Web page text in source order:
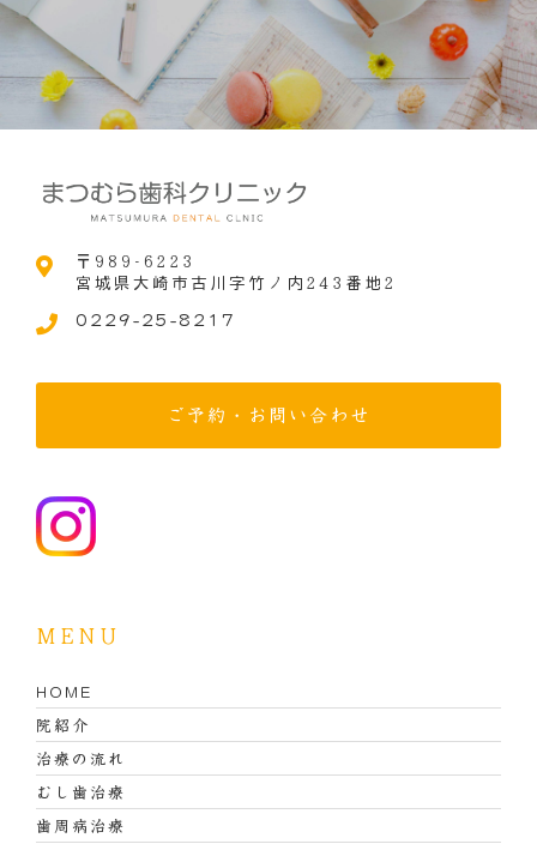
〒989-6223
宮城県大崎市古川字竹ノ内243番地2
0229-25-8217
ご予約・お問い合わせ
MENU
HOME
院紹介
治療の流れ
むし歯治療
歯周病治療